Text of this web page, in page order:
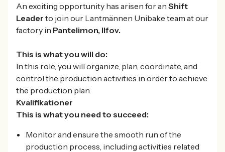
An exciting opportunity has arisen for an Shift
Leader to join our Lantmännen Unibake team at our
factory in Pantelimon, Ilfov.
This is what you will do:
In this role, you will organize, plan, coordinate, and
control the production activities in order to achieve
the production plan.
Kvalifikationer
This is what you need to succeed:
Monitor and ensure the smooth run of the
production process, including activities related